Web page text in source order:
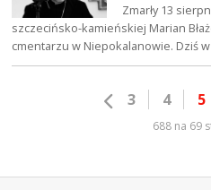
Zmarły 13
szczecińsko-kamieńskiej Marian
cmentarzu w Niepokalanowie. Dziś
3 4 5
688 na 69